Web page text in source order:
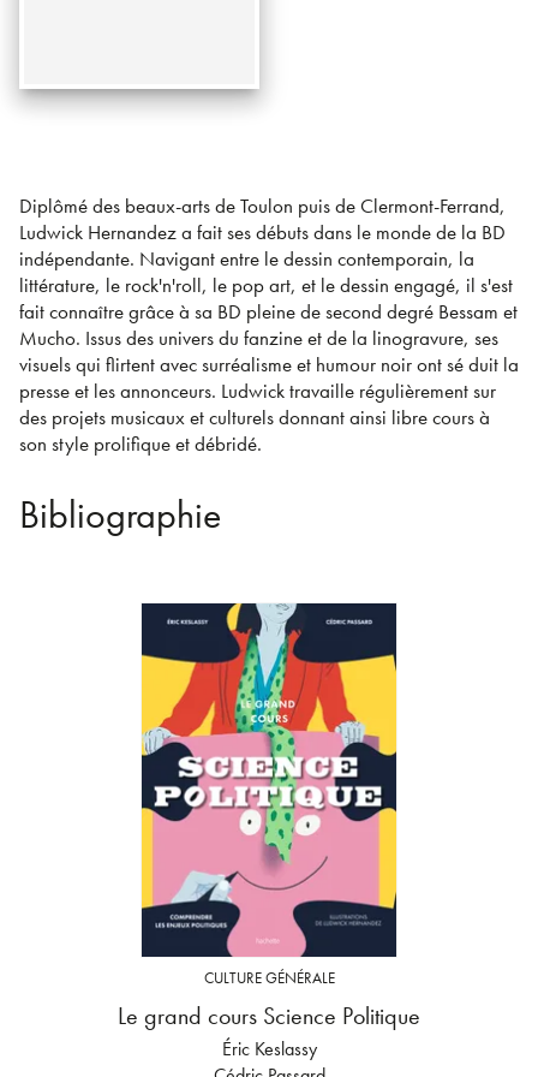
Diplômé des beaux-arts de Toulon puis de Clermont-Ferrand,
Ludwick Hernandez a fait ses débuts dans le monde de la BD
indépendante. Navigant entre le dessin contemporain, la
littérature, le rock'n'roll, le pop art, et le dessin engagé, il s'est
fait connaître grâce à sa BD pleine de second degré Bessam et
Mucho. Issus des univers du fanzine et de la linogravure, ses
visuels qui flirtent avec surréalisme et humour noir ont sé duit la
presse et les annonceurs. Ludwick travaille régulièrement sur
des projets musicaux et culturels donnant ainsi libre cours à
son style prolifique et débridé.
Bibliographie
CULTURE GÉNÉRALE
Le grand cours Science Politique
Éric Keslassy